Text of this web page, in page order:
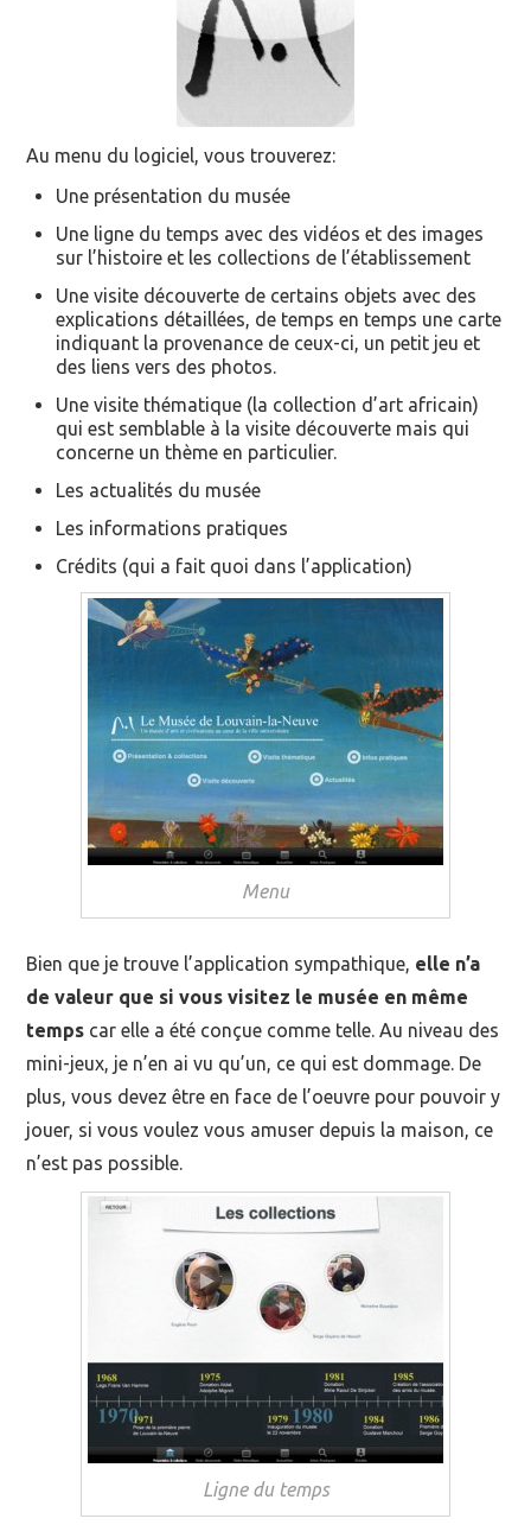
Au menu du logiciel, vous trouverez:
Une présentation du musée
Une ligne du temps avec des vidéos et des images
sur l’histoire et les collections de l’établissement
Une visite découverte de certains objets avec des
explications détaillées, de temps en temps une carte
indiquant la provenance de ceux-ci, un petit jeu et
des liens vers des photos.
Une visite thématique (la collection d’art africain)
qui est semblable à la visite découverte mais qui
concerne un thème en particulier.
Les actualités du musée
Les informations pratiques
Crédits (qui a fait quoi dans l’application)
Menu
Bien que je trouve l’application sympathique, elle n’a
de valeur que si vous visitez le musée en même
temps car elle a été conçue comme telle. Au niveau des
mini-jeux, je n’en ai vu qu’un, ce qui est dommage. De
plus, vous devez être en face de l’oeuvre pour pouvoir y
jouer, si vous voulez vous amuser depuis la maison, ce
n’est pas possible.
Ligne du temps